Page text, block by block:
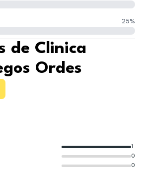
25%
de Clinica
Ordes
0
0
1